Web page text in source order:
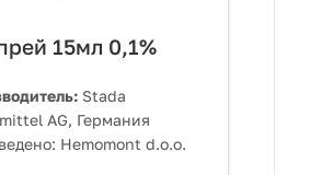
15мл 0,1%
Stada
AG, Германия
Hemomont d.o.o.